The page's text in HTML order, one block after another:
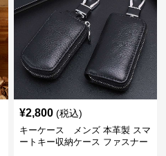
¥2,800 (税込)
キーケース メンズ 本革製 スマ
ートキー収納ケース ファスナー